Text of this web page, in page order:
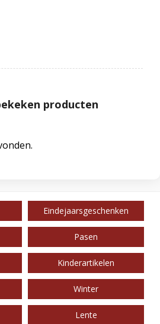
producten
Eindejaarsgeschenken
Pasen
Kinderartikelen
Winter
Lente